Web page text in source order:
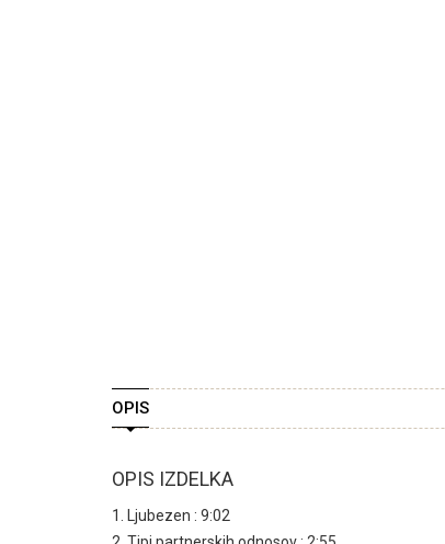
OPIS
OPIS IZDELKA
1. Ljubezen : 9:02